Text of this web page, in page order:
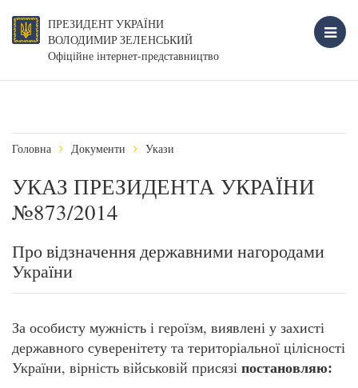
ПРЕЗИДЕНТ УКРАЇНИ
ВОЛОДИМИР ЗЕЛЕНСЬКИЙ
Офіційне інтернет-представництво
Головна Документи Укази
УКАЗ ПРЕЗИДЕНТА УКРАЇНИ
№873/2014
Про відзначення державними нагородами
України
За особисту мужність і героїзм, виявлені у захисті
державного суверенітету та територіальної цілісності
України, вірність військовій присязі постановляю: